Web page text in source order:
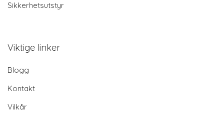
Sikkerhetsutstyr
Viktige linker
Blogg
Kontakt
Vilkår